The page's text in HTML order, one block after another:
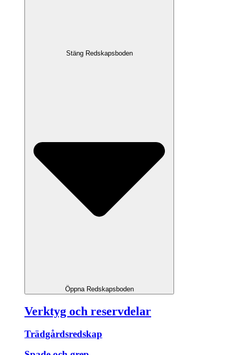
Stäng Redskapsboden
Öppna Redskapsboden
Verktyg och reservdelar
Trädgårdsredskap